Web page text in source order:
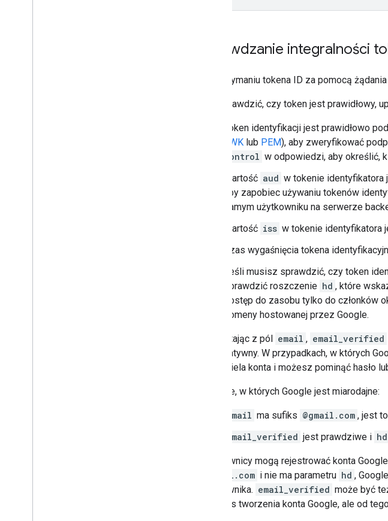
Sprawdzanie integralności
Po otrzymaniu tokena ID za pomocą
Aby sprawdzić, czy token jest prawidłowy,
Token identyfikacji jest prawidłowo
JWK lub PEM), aby zweryfikować
Control w odpowiedzi, aby określić,
Wartość aud w tokenie identyfikatora
aby zapobiec używaniu tokenów
samym użytkowniku na serwerze
Wartość iss w tokenie identyfikatora
Czas wygaśnięcia tokena
Jeśli musisz sprawdzić, czy token
sprawdzić roszczenie hd , które
dostęp do zasobu tylko do członków
domeny hostowanej przez Google.
Korzystając z pól email , email_verified
autorytatywny. W przypadkach, w których
właściciela konta i możesz pominąć hasło
Sytuacje, w których Google jest miarodajne:
email ma sufiks @gmail.com , jest
email_verified jest prawdziwe i hd
Użytkownicy mogą rejestrować konta
@gmail.com i nie ma parametru hd ,
użytkownika. email_verified może być
podczas tworzenia konta Google, ale od